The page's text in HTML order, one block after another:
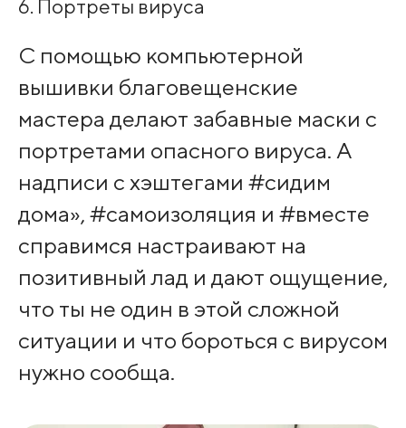
6. Портреты вируса
С помощью компьютерной
вышивки благовещенские
мастера делают забавные маски с
портретами опасного вируса. А
надписи с хэштегами #сидим
дома», #самоизоляция и #вместе
справимся настраивают на
позитивный лад и дают ощущение,
что ты не один в этой сложной
ситуации и что бороться с вирусом
нужно сообща.